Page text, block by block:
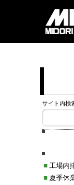
サイト内検
■工場内
■夏季休